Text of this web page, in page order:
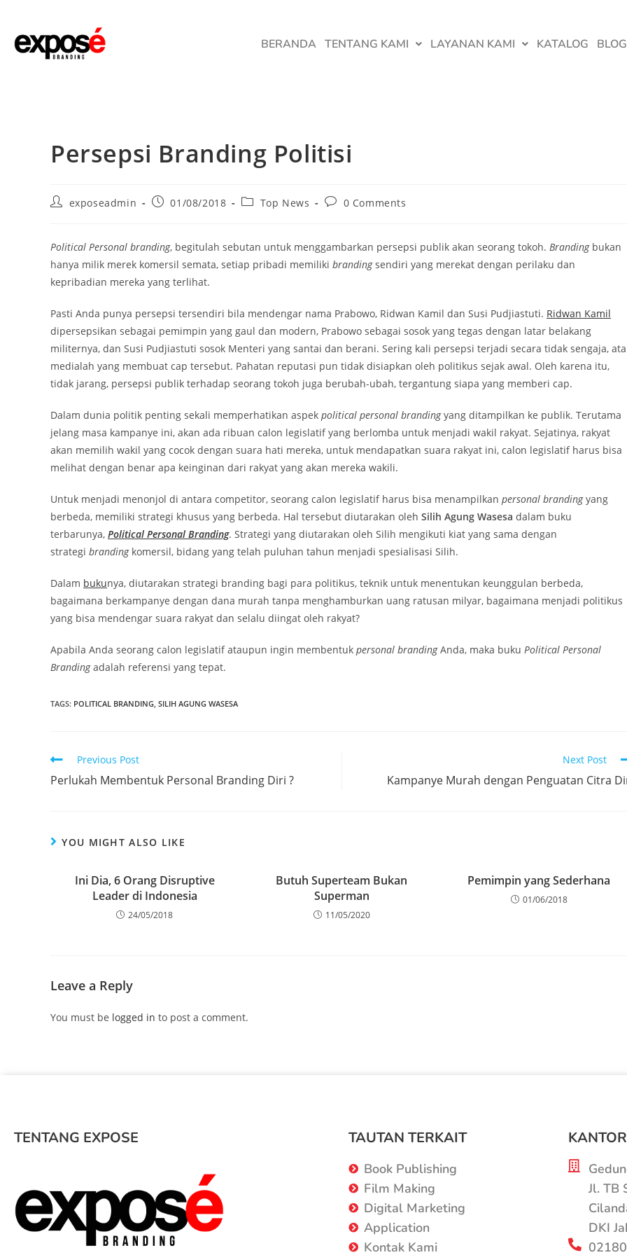
BERANDA TENTANG KAMI LAYANAN KAMI KATALOG BLOG
Persepsi Branding Politisi
exposeadmin 01/08/2018 Top News 0 Comments
Political Personal branding, begitulah sebutan untuk menggambarkan persepsi publik akan seorang tokoh. Brandingbukan
hanya milik merek komersil semata, setiap pribadi memiliki brandingsendiri yang merekat dengan perilaku dan
kepribadian mereka yang terlihat.
Pasti Anda punya persepsi tersendiri bila mendengar nama Prabowo, Ridwan Kamil dan Susi Pudjiastuti. Ridwan Kamil
dipersepsikan sebagai pemimpin yang gaul dan modern, Prabowo sebagai sosok yang tegas dengan latar belakang
militernya, dan Susi Pudjiastuti sosok Menteri yang santai dan berani. Sering kali persepsi terjadi secara tidak sengaja,
medialah yang membuat cap tersebut. Pahatan reputasi pun tidak disiapkan oleh politikus sejak awal. Oleh karena itu,
tidak jarang, persepsi publik terhadap seorang tokoh juga berubah-ubah, tergantung siapa yang memberi cap.
Dalam dunia politik penting sekali memperhatikan aspek political personal brandingyang ditampilkan ke publik. Terutama
jelang masa kampanye ini, akan ada ribuan calon legislatif yang berlomba untuk menjadi wakil rakyat. Sejatinya, rakyat
akan memilih wakil yang cocok dengan suara hati mereka, untuk mendapatkan suara rakyat ini, calon legislatif harus bisa
melihat dengan benar apa keinginan dari rakyat yang akan mereka wakili.
Untuk menjadi menonjol di antara competitor, seorang calon legislatif harus bisa menampilkan personal brandingyang
berbeda, memiliki strategi khusus yang berbeda. Hal tersebut diutarakan oleh Silih Agung Wasesa dalam buku
terbarunya, Political Personal Branding. Strategi yang diutarakan oleh Silih mengikuti kiat yang sama dengan
strategi brandingkomersil, bidang yang telah puluhan tahun menjadi spesialisasi Silih.
Dalam bukunya, diutarakan strategi branding bagi para politikus, teknik untuk menentukan keunggulan berbeda,
bagaimana berkampanye dengan dana murah tanpa menghamburkan uang ratusan milyar, bagaimana menjadi politikus
yang bisa mendengar suara rakyat dan selalu diingat oleh rakyat?
Apabila Anda seorang calon legislatif ataupun ingin membentuk personal brandingAnda, maka buku Political Personal
Brandingadalah referensi yang tepat.
TAGS: POLITICAL BRANDING SILIH AGUNG WASESA
Previous Post
Perlukah Membentuk Personal Branding Diri ?
Next Post
Kampanye Murah dengan Penguatan Citra
YOU MIGHT ALSO LIKE
Ini Dia, 6 Orang Disruptive
Leader di Indonesia
24/05/2018
Butuh Superteam Bukan
Superman
11/05/2020
Pemimpin yang Sederhana
01/06/2018
Leave a Reply
You must be logged in to post a comment.
TENTANG EXPOSE TAUTAN TERKAIT
Book Publishing
Film Making
Digital Marketing
Application
Kontak Kami
Jl. TB
DKI